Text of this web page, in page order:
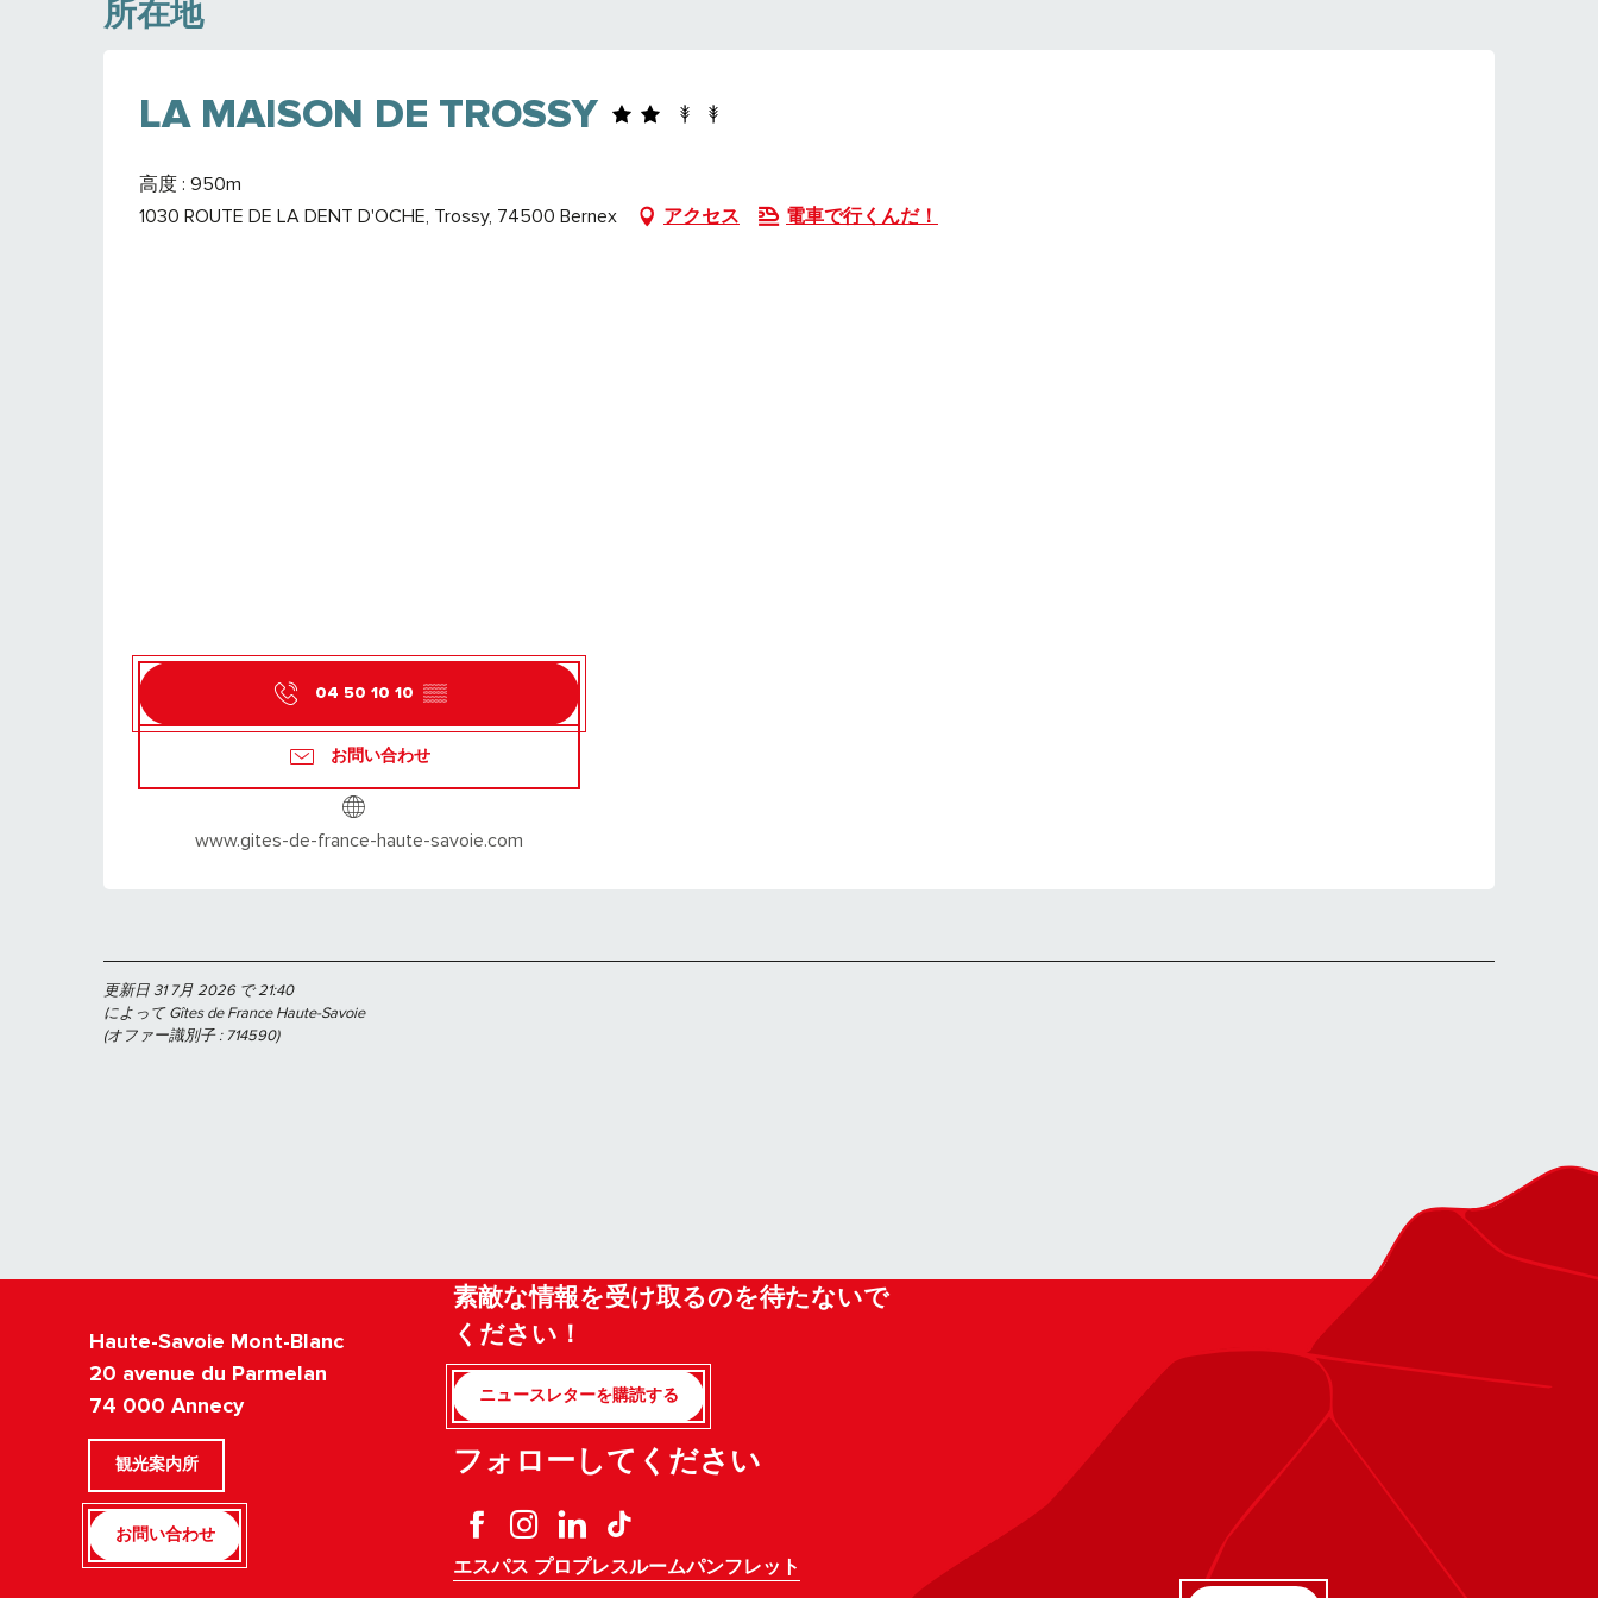
所在地
LA MAISON DE TROSSY
高度 : 950m
1030 ROUTE DE LA DENT D'OCHE, Trossy, 74500 Bernex
アクセス 電車で行くんだ！
04 50 10 10 ▒▒
お問い合わせ
www.gites-de-france-haute-savoie.com
更新日 31 7月 2026 で 21:40
によって Gîtes de France Haute-Savoie
(オファー識別子 :714590)
Haute-Savoie Mont-Blanc
20 avenue du Parmelan
74 000 Annecy
観光案内所
お問い合わせ
素敵な情報を受け取るのを待たないで
ください！
ニュースレターを購読する
フォローしてください
エスパス プロプレスルームパンフレット